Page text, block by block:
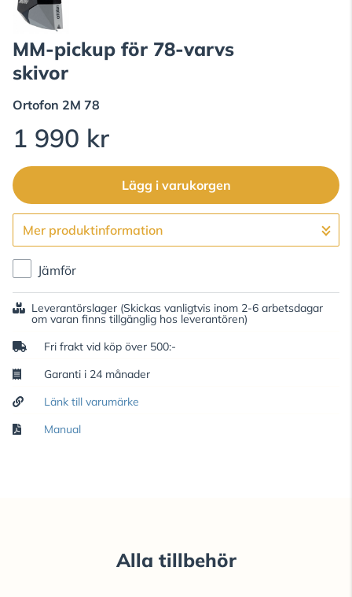
MM-pickup för 78-varvs
skivor
Ortofon 2M 78
1 990 kr
Lägg i varukorgen
Gå till kassan
Mer produktinformation
Jämför
Leverantörslager (Skickas vanligtvis inom 2-6 arbetsdagar
om varan finns tillgänglig hos leverantören)
Fri frakt vid köp över 500:-
Garanti i 24 månader
Länk till varumärke
Manual
Alla tillbehör